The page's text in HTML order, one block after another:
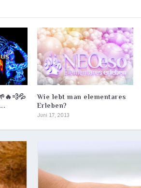
Wie lebt man elementares
Erleben?
Juni 17, 2013